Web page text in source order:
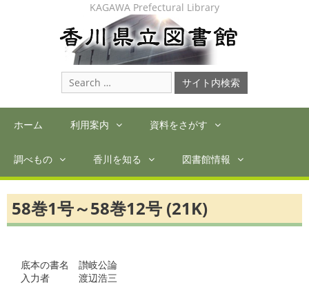
KAGAWA Prefectural Library
Search
for:
ホーム 利用案内 資料をさがす
調べもの 香川を知る 図書館情報
58巻1号～58巻12号 (21K)
底本の書名　讃岐公論
入力者　　　渡辺浩三